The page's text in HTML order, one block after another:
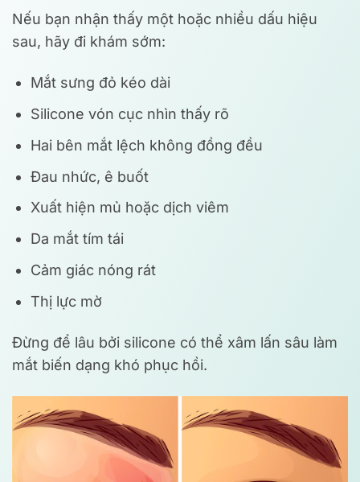
Nếu bạn nhận thấy một hoặc nhiều dấu hiệu
sau, hãy đi khám sớm:
Mắt sưng đỏ kéo dài
Silicone vón cục nhìn thấy rõ
Hai bên mắt lệch không đồng đều
Đau nhức, ê buốt
Xuất hiện mủ hoặc dịch viêm
Da mắt tím tái
Cảm giác nóng rát
Thị lực mờ
Đừng để lâu bởi silicone có thể xâm lấn sâu làm
mắt biến dạng khó phục hồi.